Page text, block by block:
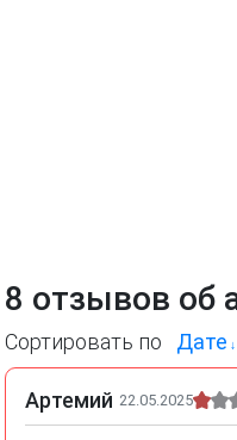
8 отзывов об
Сортировать по Дате
Артемий 22.05.2025